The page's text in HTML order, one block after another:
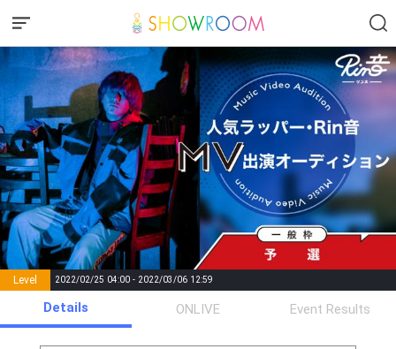
Level 2022/02/25 04:00 - 2022/03/06 12:59
Points List of Goal
number of
positions
Rema
Details ONLIVE Event Results